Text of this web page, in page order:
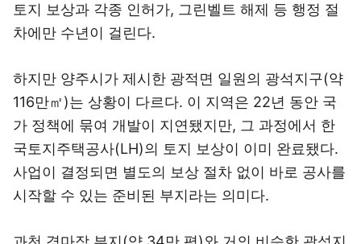
토지 보상과 각종 인허가, 그린벨트 해제 등 행정 절
차에만 수년이 걸린다.
하지만 양주시가 제시한 광적면 일원의 광석지구(약
116만㎡)는 상황이 다르다. 이 지역은 22년 동안 국
가 정책에 묶여 개발이 지연됐지만, 그 과정에서 한
국토지주택공사(LH)의 토지 보상이 이미 완료됐다.
사업이 결정되면 별도의 보상 절차 없이 바로 공사를
시작할 수 있는 준비된 부지라는 의미다.